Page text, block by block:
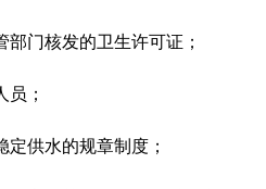
部门核发的卫生许可证；
员；
定供水的规章制度；